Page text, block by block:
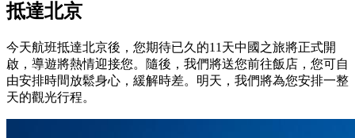
抵達北京
今天航班抵達北京後，您期待已久的11天中國之旅將正式開
啟，導遊將熱情迎接您。隨後，我們將送您前往飯店，您可自
由安排時間放鬆身心，緩解時差。明天，我們將為您安排一整
天的觀光行程。